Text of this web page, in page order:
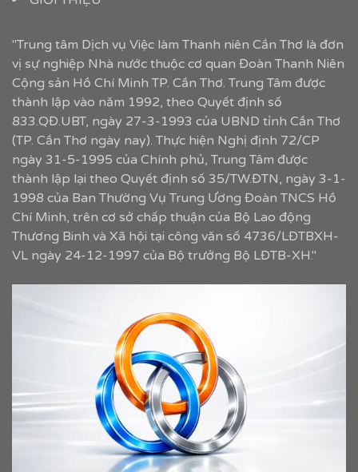
"Trung tâm Dịch vụ Việc làm Thanh niên Cần Thơ là đơn
vị sự nghiệp Nhà nước thuộc cơ quan Đoàn Thanh Niên
Cộng sản Hồ Chí Minh TP. Cần Thơ. Trung Tâm được
thành lập vào năm 1992, theo Quyết định số
833.QĐ.UBT, ngày 27-3-1993 của UBND tỉnh Cần Thơ
(TP. Cần Thơ ngày nay). Thực hiện Nghị định 72/CP
ngày 31-5-1995 của Chính phủ, Trung Tâm được
thành lập lại theo Quyết định số 35/TW.ĐTN, ngày 3-1-
1998 của Ban Thường Vụ Trung Ương Đoàn TNCS Hồ
Chí Minh, trên cơ sở chấp thuận của Bộ Lao động
Thương Binh và Xã hội tại công văn số 4736/LĐTBXH-
VL ngày 24-12-1997 của Bộ trưởng Bộ LĐTB-XH."